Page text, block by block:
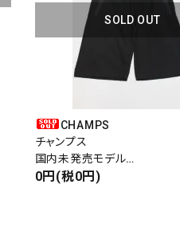
SOLD OUT
CHAMPS
チャンプス
国内未発売モデル
SWEAT SHORTS
0円(税0円)